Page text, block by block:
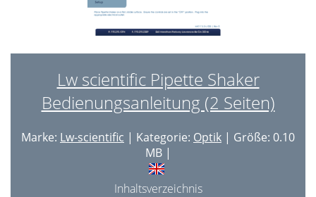
Lw scientific Pipette Shaker
Bedienungsanleitung (2 Seiten)
Marke: Lw-scientific | Kategorie: Optik | Größe: 0.10
MB |
Inhaltsverzeichnis